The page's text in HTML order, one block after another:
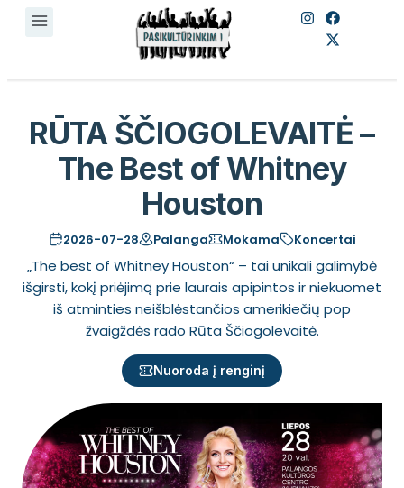
RŪTA ŠČIOGOLEVAITĖ –
The Best of Whitney
Houston
2026-07-28 Palanga Mokama Koncertai
„The best of Whitney Houston“ – tai unikali galimybė
išgirsti, kokį priėjimą prie laurais apipintos ir niekuomet
iš atminties neišblėstančios amerikiečių pop
žvaigždės rado Rūta Ščiogolevaitė.
Nuoroda į renginį